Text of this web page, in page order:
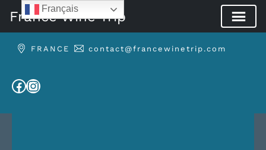
France Wine Trip
FRANCE contact@francewinetrip.com
Facebook
Instagram
Français